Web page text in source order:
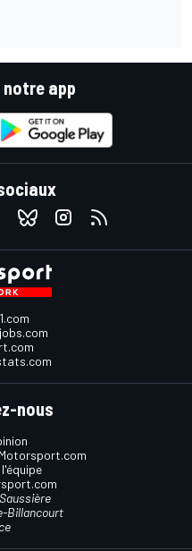
notre app
nous
Billancourt